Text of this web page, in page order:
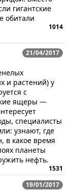
гигантские
обитали
1014
21/04/2017
и растений) у
с
ящеры —
специалисты
узнают, где
в какое время
планеты
нефть.
1531
19/01/2017